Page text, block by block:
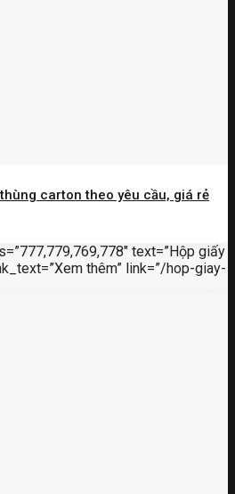
carton theo yêu cầu, giá rẻ
text=”Hộp giấy
thêm” link=”/hop-giay-